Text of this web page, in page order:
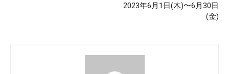
2023年6月1日(木)〜6月30日
(金)